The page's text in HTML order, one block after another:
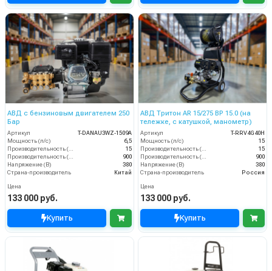
АВД с бензиновым двигателем 250
Бар
Артикул
T-DANAU3WZ-1509A
Мощность (л/с)
6,5
15
900
Напряжение (В)
380
Страна-производитель
Китай
Цена
133 000 руб.
Купить
АВД Тритон AR 15/275 ВР 15.0 (на
тележке, с катушкой, манометр)
Артикул
T-RRV4G40H
Мощность (л/с)
15
15
900
Напряжение (В)
380
Страна-производитель
Россия
Цена
133 000 руб.
Купить